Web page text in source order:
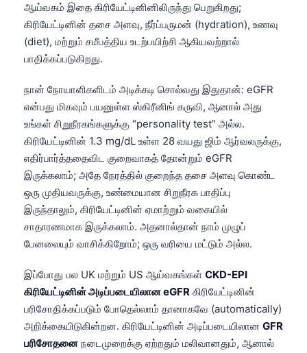
ஆய்வகம் இதை கிரியேட்டினினிலிருந்து பெறுகிறது;
கிரியேட்டினின் தசை அளவு, நீர்ப்பருமன் (hydration), உணவு
(diet), மற்றும் சமீபத்திய உடற்பயிற்சி ஆகியவற்றால்
பாதிக்கப்படுகிறது.
நான் நோயாளிகளிடம் அடிக்கடி சொல்வது இதுதான்: eGFR
என்பது மிகவும் பயனுள்ள ஸ்கிரீனிங் கருவி, ஆனால் அது
உங்கள் சிறுநீரகங்களுக்கு “personality test” அல்ல.
கிரியேட்டினின் 1.3 mg/dL உள்ள 28 வயது ஜிம் ஆர்வலருக்கு,
எதிர்பார்த்ததைவிட குறைவாகத் தோன்றும் eGFR
இருக்கலாம்; அதே நேரத்தில் குறைந்த தசை அளவு கொண்ட
ஒரு முதியவருக்கு, உண்மையான சிறுநீரக பாதிப்பு
இருந்தாலும், கிரியேட்டினின் ஏமாற்றும் வகையில்
சாதாரணமாக இருக்கலாம். அதனால்தான் நாம் முழுப்
பேனலையும் வாசிக்கிறோம்; ஒரு வரியை மட்டும் அல்ல.
இப்போது பல UK மற்றும் US ஆய்வகங்கள் CKD-EPI
கிரியேட்டினின் அடிப்படையிலான eGFR கிரியேட்டினின்
பரிசோதிக்கப்படும் போதெல்லாம் தானாகவே (automatically)
அறிக்கையிடுகின்றன. கிரியேட்டினின் அடிப்படையிலான GFR
பரிசோதனை நடைமுறைக்கு ஏற்றதும் மலிவானதும், ஆனால்